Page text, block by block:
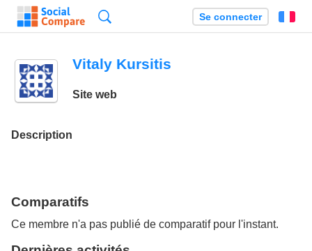
Se connecter
Vitaly Kursitis
Site web
Description
Comparatifs
Ce membre n'a pas publié de comparatif pour l'instant.